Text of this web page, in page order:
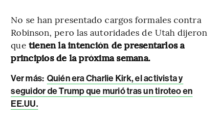
No se han presentado cargos formales contra
Robinson, pero las autoridades de Utah dijeron
que tienen la intención de presentarlos a
principios de la próxima semana.
Ver más: Quién era Charlie Kirk, el activista y
seguidor de Trump que murió tras un tiroteo en
EE.UU.